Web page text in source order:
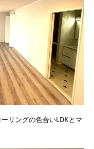
リングの色合いLDKとマ